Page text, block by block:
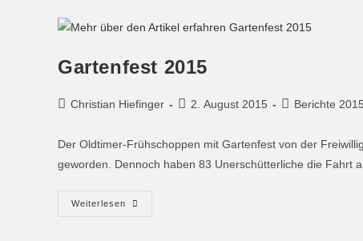
Gartenfest 2015
Christian Hiefinger 2. August 2015 Berichte 2015
Der Oldtimer-Frühschoppen mit Gartenfest von der
geworden. Dennoch haben 83 Unerschütterliche die Fahrt
Weiterlesen